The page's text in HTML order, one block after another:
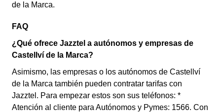
de la Marca.
FAQ
¿Qué ofrece Jazztel a autónomos y empresas de
Castellví de la Marca?
Asimismo, las empresas o los autónomos de Castellví
de la Marca también pueden contratar tarifas con
Jazztel. Para empezar estos son sus teléfonos: *
Atención al cliente para Autónomos y Pymes: 1566. Con